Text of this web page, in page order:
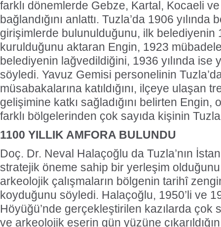
farklı dönemlerde Gebze, Kartal, Kocaeli
bağlandığını anlattı. Tuzla’da 1906
girişimlerde bulunulduğunu, ilk belediyenin
kurulduğunu aktaran Engin, 1923
belediyenin lağvedildiğini, 1936 yılında ise
söyledi. Yavuz Gemisi personelinin
müsabakalarına katıldığını, ilçeye ulaşan
gelişimine katkı sağladığını belirten Engin,
farklı bölgelerinden çok sayıda kişinin
1100 YILLIK AMFORA BULUNDU
Doç. Dr. Neval Halaçoğlu da Tuzla’nın
stratejik öneme sahip bir yerleşim
arkeolojik çalışmaların bölgenin tarihî
koyduğunu söyledi. Halaçoğlu, 1950’li ve
Höyüğü’nde gerçekleştirilen kazılarda çok
ve arkeolojik eserin gün yüzüne